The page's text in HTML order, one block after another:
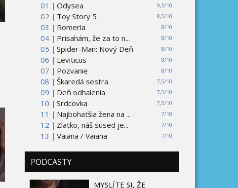
01 | 9,5/10
Odysea
02 |
8,5/10
Toy Story 5
03 |
8/10
Romería
04 |
8/10
Prisahám, že za to n...
05 |
8/10
Spider-Man: Nový Deň
06 |
8/10
Leviticus
07 |
8/10
Pozvanie
08 |
7,5/10
Škaredá sestra
09 |
7,5/10
Deň odhalenia
10 |
7,5/10
Srdcovka
11 |
7/10
Najbohatšia žena na ...
12 |
7/10
Zlatko, náš sused je...
13 |
7/10
Vaiana / Vaiana
PODCASTY
MYSLÍTE SI, ŽE